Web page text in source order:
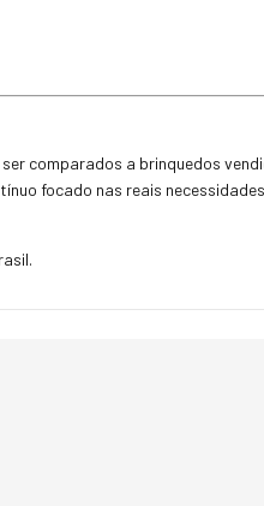
comparados a brinquedos
focado nas reais